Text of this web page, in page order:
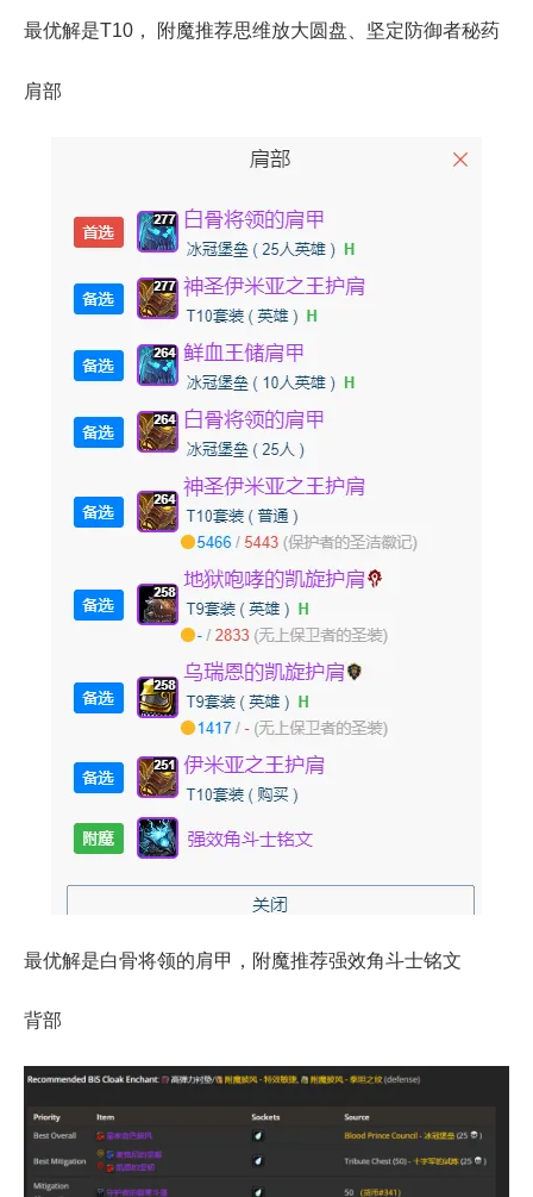
最优解是T10， 附魔推荐思维放大圆盘、坚定防御者秘药
肩部
最优解是白骨将领的肩甲，附魔推荐强效角斗士铭文
背部